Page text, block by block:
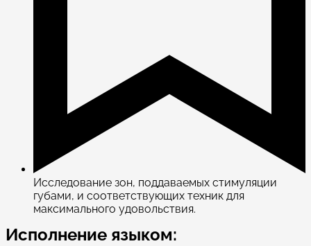
Исследование зон, поддаваемых стимуляции
губами, и соответствующих техник для
максимального удовольствия.
Исполнение языком: